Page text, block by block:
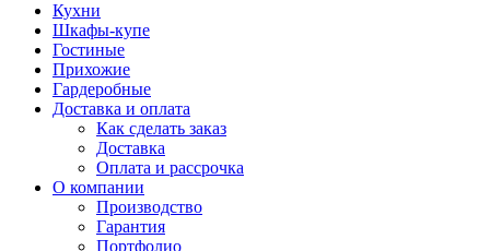
Кухни
Шкафы-купе
Гостиные
Прихожие
Гардеробные
Доставка и оплата
Как сделать заказ
Доставка
Оплата и рассрочка
О компании
Производство
Гарантия
Портфолио